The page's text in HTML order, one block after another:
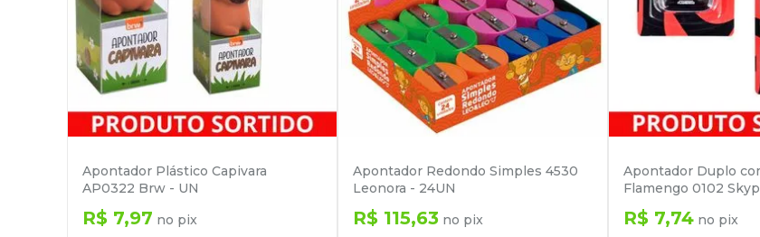
Apontador Plástico Capivara
AP0322 Brw - UN
R$ 7,97 no pix
Apontador Redondo Simples 4530
Leonora - 24UN
R$ 115,63 no pix
Apontador Duplo
Flamengo 0102
R$ 7,74 no pix